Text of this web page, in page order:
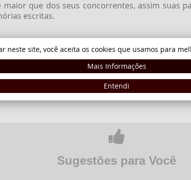
que dos seus concorrentes, assim
escritas.
Sugestões para Você
neste site, você aceita os cookies que usamos para
Mais Informações
Entendi